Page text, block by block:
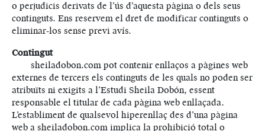
o perjudicis derivats de l’ús d’aquesta pàgina o dels seus
continguts. Ens reservem el dret de modificar continguts o
eliminar-los sense previ avís.
Contingut
sheiladobon.com pot contenir enllaços a pàgines web
externes de tercers els continguts de les quals no poden ser
atribuïts ni exigits a l’Estudi Sheila Dobón, essent
responsable el titular de cada pàgina web enllaçada.
L’establiment de qualsevol hiperenllaç des d’una pàgina
web a sheiladobon.com implica la prohibició total o